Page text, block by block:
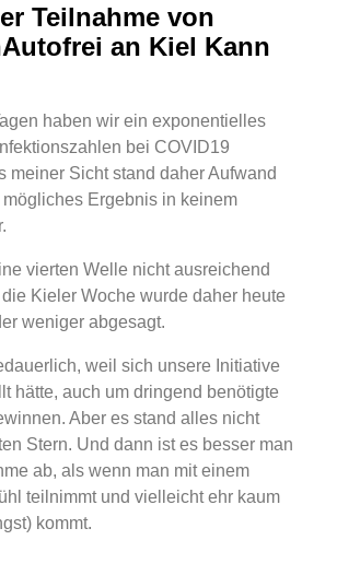
Teilnahme von
an Kiel Kann
haben wir ein exponentielles
bei COVID19
meiner Sicht stand daher Aufwand
Ergebnis in keinem
vierten Welle nicht ausreichend
Kieler Woche wurde daher heute
weniger abgesagt.
weil sich unsere Initiative
hätte, auch um dringend benötigte
Aber es stand alles nicht
Stern. Und dann ist es besser man
ab, als wenn man mit einem
teilnimmt und vielleicht ehr kaum
kommt.